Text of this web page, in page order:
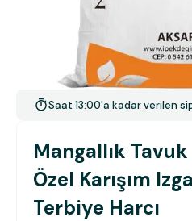
Saat 13:00'a kadar verilen
Mangallık
Özel Karışım
Terbiye Harcı